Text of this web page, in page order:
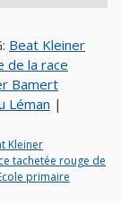
Beat Kleiner
de la race
Bamert
Léman |
Kleiner
tachetée rouge de
primaire